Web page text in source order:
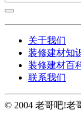
关于我们
装修建材知
装修建材百
联系我们
© 2004 老哥吧!老